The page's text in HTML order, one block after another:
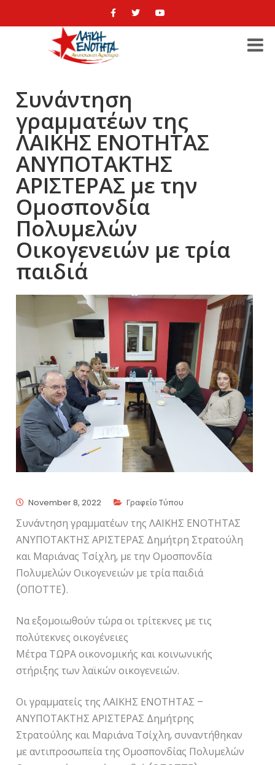
Συνάντηση
γραμματέων της
ΛΑΙΚΗΣ ΕΝΟΤΗΤΑΣ
ΑΝΥΠΟΤΑΚΤΗΣ
ΑΡΙΣΤΕΡΑΣ με την
Ομοσπονδία
Πολυμελών
Οικογενειών με τρία
παιδιά
November 8, 2022 Γραφείο Τύπου
Συνάντηση γραμματέων της ΛΑΙΚΗΣ ΕΝΟΤΗΤΑΣ
ΑΝΥΠΟΤΑΚΤΗΣ ΑΡΙΣΤΕΡΑΣ Δημήτρη Στρατούλη
και Μαριάνας Τσίχλη, με την Ομοσπονδία
Πολυμελών Οικογενειών με τρία παιδιά
(ΟΠΟΤΤΕ).
Να εξομοιωθούν τώρα οι τρίτεκνες με τις
πολύτεκνες οικογένειες
Μέτρα ΤΩΡΑ οικονομικής και κοινωνικής
στήριξης των λαϊκών οικογενειών.
Οι γραμματείς της ΛΑΙΚΗΣ ΕΝΟΤΗΤΑΣ –
ΑΝΥΠΟΤΑΚΤΗΣ ΑΡΙΣΤΕΡΑΣ Δημήτρης
Στρατούλης και Μαριάνα Τσίχλη, συναντήθηκαν
με αντιπροσωπεία της Ομοσπονδίας Πολυμελών